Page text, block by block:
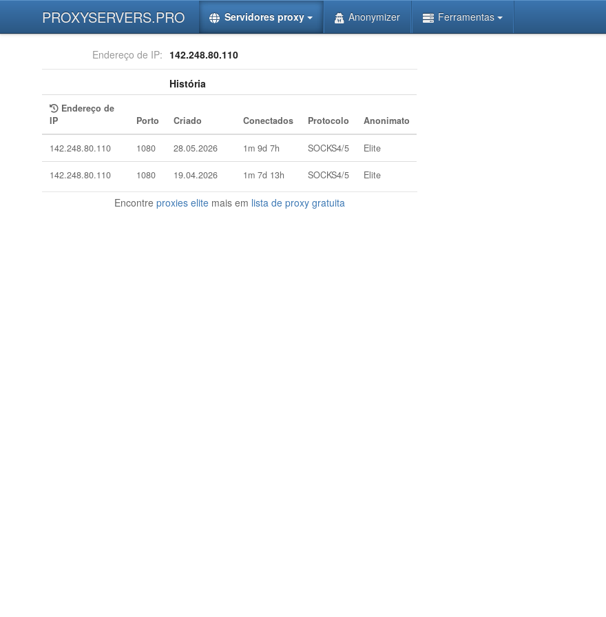
PROXYSERVERS.PRO Servidores proxy Anonymizer Ferramentas
Endereço de IP: 142.248.80.110
História
Endereço de
IP
Porto Criado Conectados Protocolo Anonimato
142.248.80.110 1080 28.05.2026 1m 9d 7h SOCKS4/5 Elite
142.248.80.110 1080 19.04.2026 1m 7d 13h SOCKS4/5 Elite
Encontre proxies elitemais em lista de proxy gratuita